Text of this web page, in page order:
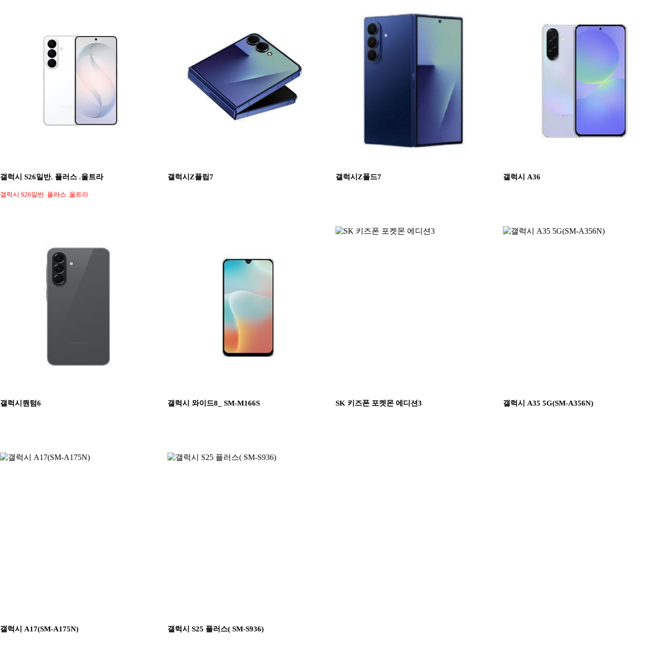
갤럭시 S26일반. 플러스 .울트라
갤럭시 S26일반. 플러스 .울트라
갤럭시Z플립7 갤럭시Z폴드7 갤럭시 A36
갤럭시퀀텀6 갤럭시 와이드8_ SM-M166S SK 키즈폰 포켓몬 에디션3 갤럭시 A35 5G(SM-A356N)
갤럭시 A17(SM-A175N) 갤럭시 S25 플러스( SM-S936)